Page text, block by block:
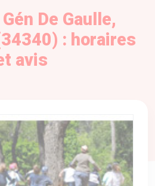
De Gaulle,
: horaires
avis